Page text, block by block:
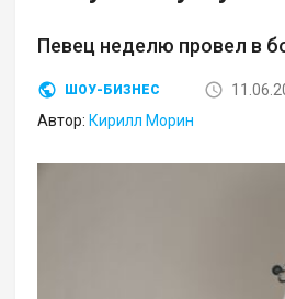
Певец неделю провел в
ШОУ-БИЗНЕС
Автор: Кирилл Морин